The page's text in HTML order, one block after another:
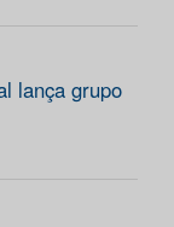
lança grupo